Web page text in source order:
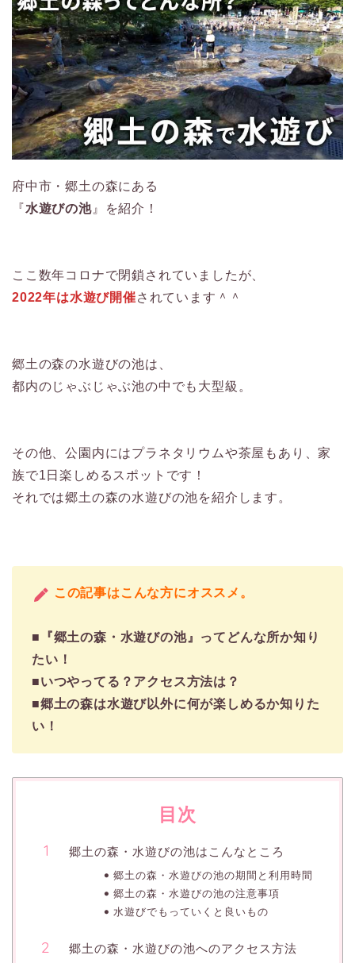
府中市・郷土の森にある
『水遊びの池』を紹介！
ここ数年コロナで閉鎖されていましたが、
2022年は水遊び開催されています＾＾
郷土の森の水遊びの池は、
都内のじゃぶじゃぶ池の中でも大型級。
その他、公園内にはプラネタリウムや茶屋もあり、家
族で1日楽しめるスポットです！
それでは郷土の森の水遊びの池を紹介します。
この記事はこんな方にオススメ。
■『郷土の森・水遊びの池』ってどんな所か知り
たい！
■いつやってる？アクセス方法は？
■郷土の森は水遊び以外に何が楽しめるか知りた
い！
目次
郷土の森・水遊びの池はこんなところ
郷土の森・水遊びの池の期間と利用時間
郷土の森・水遊びの池の注意事項
水遊びでもっていくと良いもの
郷土の森・水遊びの池へのアクセス方法